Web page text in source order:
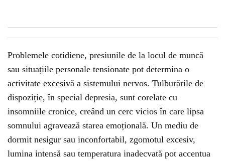
Problemele cotidiene, presiunile de la locul de muncă
sau situațiile personale tensionate pot determina o
activitate excesivă a sistemului nervos. Tulburările de
dispoziție, în special depresia, sunt corelate cu
insomniile cronice, creând un cerc vicios în care lipsa
somnului agravează starea emoțională. Un mediu de
dormit nesigur sau inconfortabil, zgomotul excesiv,
lumina intensă sau temperatura inadecvată pot accentua